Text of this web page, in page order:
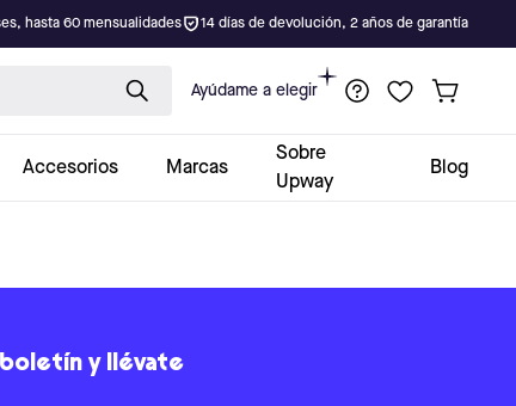
hasta 60 mensualidades 14 días de devolución, 2 años de garantía
Ayúdame a elegir
Accesorios Marcas
Sobre
Upway
Blog
y llévate